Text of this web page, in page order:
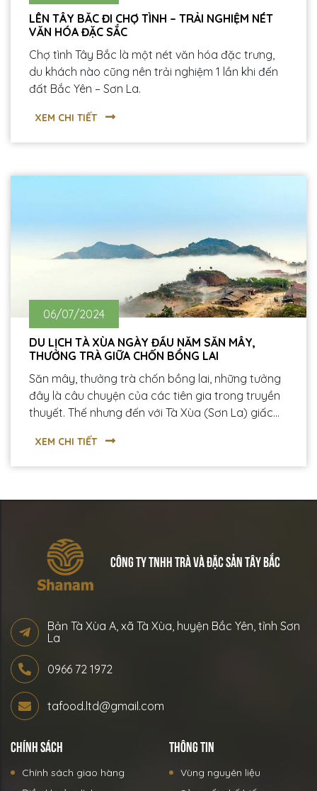
LÊN TÂY BẮC ĐI CHỢ TÌNH – TRẢI NGHIỆM NÉT
VĂN HÓA ĐẶC SẮC
Chợ tình Tây Bắc là một nét văn hóa đặc trưng,
du khách nào cũng nên trải nghiệm 1 lần khi đến
đất Bắc Yên – Sơn La.
XEM CHI TIẾT
06/07/2024
DU LỊCH TÀ XÙA NGÀY ĐẦU NĂM SĂN MÂY,
THƯỞNG TRÀ GIỮA CHỐN BỒNG LAI
Săn mây, thưởng trà chốn bồng lai, những tưởng
đây là câu chuyện của các tiên gia trong truyền
thuyết. Thế nhưng đến với Tà Xùa (Sơn La) giấc
lịch Tà Xùa ngày đầu năm bạn sẽ được trekking
“săn mây” giữa biển trời mờ ảo đầy mê hoặc.
bạn thưởng thức tách trà Shan tuyết cổ thụ Tà
XEM CHI TIẾT
CÔNG TY TNHH TRÀ VÀ ĐẶC SẢN TÂY BẮC
Bản Tà Xùa A, xã Tà Xùa, huyện Bắc Yên, tỉnh Sơn
La
0966 72 1972
tafood.ltd@gmail.com
CHÍNH SÁCH
Chính sách giao hàng
THÔNG TIN
Vùng nguyên liệu